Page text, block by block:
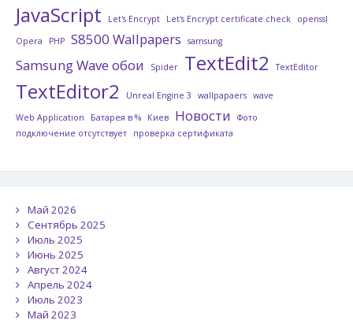
JavaScript Let's Encrypt Let's Encrypt certificate check
openssl
Opera
PHP S8500 Wallpapers samsung
Samsung Wave обои Spider TextEdit2 TextEditor
TextEditor2 Unreal Engine 3 wallpapaers wave
Web Application
Батарея в % Киев Новости
Фото
подключение отсутствует
проверка сертификата
Май 2026
Сентябрь 2025
Июль 2025
Июнь 2025
Август 2024
Апрель 2024
Июль 2023
Май 2023